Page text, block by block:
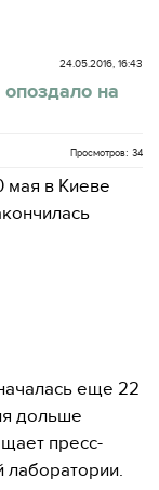
24.05.2016, 16:43
на
Просмотров: 34
мая в Киеве
еще 22
дольше
пресс-
лаборатории.